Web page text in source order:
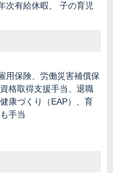
次有給休暇、 子の育児
用保険、労働災害補償保
格取得支援手当、退職
康づくり（EAP）、育
手当